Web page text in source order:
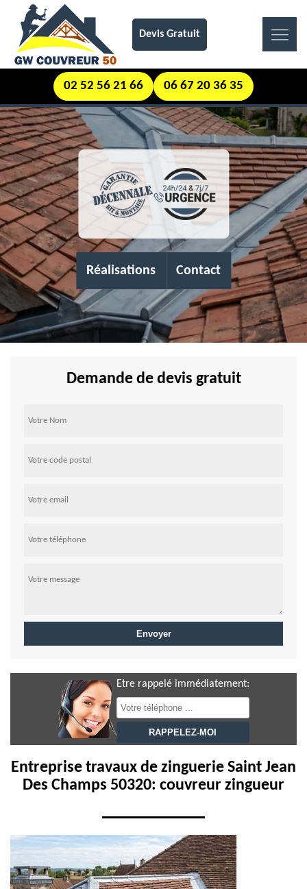
Devis Gratuit
02 52 56 21 66 06 67 20 36 35
Réalisations Contact
Demande de devis gratuit
Etre rappelé immédiatement:
Entreprise travaux de zinguerie Saint Jean
Des Champs 50320: couvreur zingueur